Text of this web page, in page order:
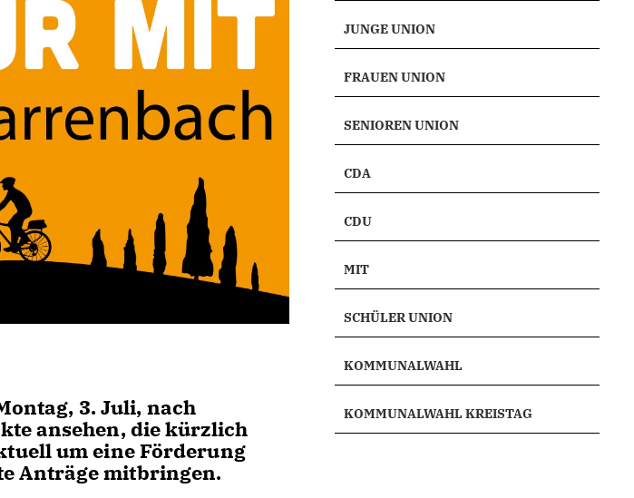
3. Juli, nach
ansehen, die kürzlich
um eine Förderung
Anträge mitbringen.
JUNGE UNION
FRAUEN UNION
SENIOREN UNION
CDA
CDU
MIT
SCHÜLER UNION
KOMMUNALWAHL
KOMMUNALWAHL KREISTAG